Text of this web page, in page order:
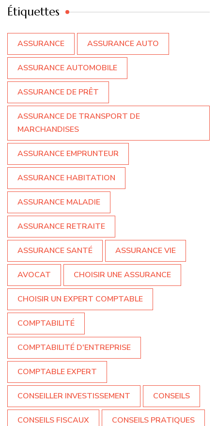
Étiquettes
ASSURANCE ASSURANCE AUTO
ASSURANCE AUTOMOBILE
ASSURANCE DE PRÊT
ASSURANCE DE TRANSPORT DE
MARCHANDISES
ASSURANCE EMPRUNTEUR
ASSURANCE HABITATION
ASSURANCE MALADIE
ASSURANCE RETRAITE
ASSURANCE SANTÉ ASSURANCE VIE
AVOCAT CHOISIR UNE ASSURANCE
CHOISIR UN EXPERT COMPTABLE
COMPTABILITÉ
COMPTABILITÉ D'ENTREPRISE
COMPTABLE EXPERT
CONSEILLER INVESTISSEMENT CONSEILS
CONSEILS FISCAUX CONSEILS PRATIQUES